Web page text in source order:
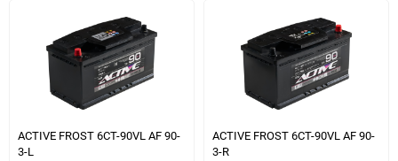
ACTIVE FROST 6СТ-90VL АF 90-
3-L
ACTIVE FROST 6СТ-90VL АF 90-
3-R